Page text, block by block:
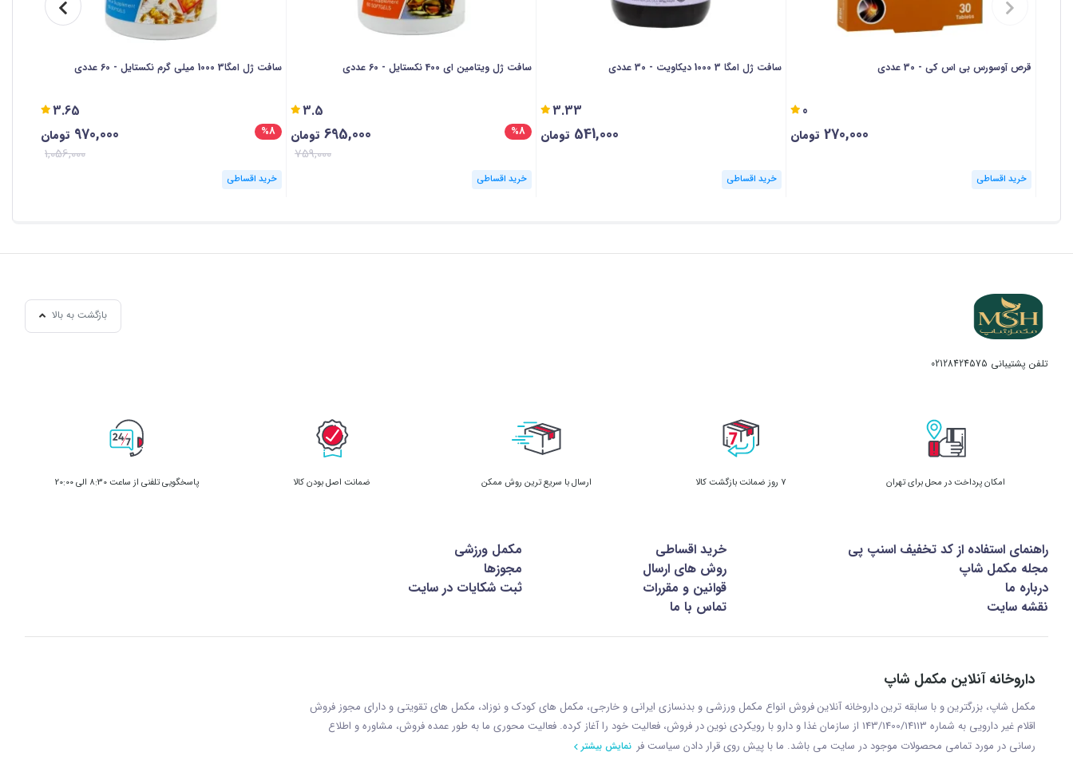
قرص آوسورس بی اس کی - 30 عددی
0
270,000 تومان
خرید اقساطی
سافت ژل امگا 3 1000 دیکاویت - 30 عددی
3.33
541,000 تومان
خرید اقساطی
سافت ژل ویتامین ای 400 نکستایل - 60 عددی
3.5
%8
695,000 تومان
759,000
خرید اقساطی
سافت ژل امگا3 1000 میلی گرم نکستایل - 60 عددی
3.65
%8
970,000 تومان
1,056,000
خرید اقساطی
بازگشت به بالا
تلفن پشتیبانی 02128424575
امکان پرداخت در محل برای تهران 7 روز ضمانت بازگشت کالا ارسال با سریع ترین روش ممکن ضمانت اصل بودن کالا پاسخگویی تلفنی از ساعت 8:30 الی 20:00
راهنمای استفاده از کد تخفیف اسنپ پی خرید اقساطی
مکمل ورزشی
مجله مکمل شاپ
روش های ارسال
مجوزها
درباره ما
قوانین و مقررات
ثبت شکایات در سایت
نقشه سایت
تماس با ما
داروخانه آنلاین مکمل شاپ
مکمل شاپ، بزرگترین و با سابقه ترین داروخانه آنلاین فروش انواع مکمل ورزشی و بدنسازی ایرانی و خارجی، مکمل های کودک و نوزاد، مکمل های تقویتی و دارای مجوز فروش
اقلام غیر دارویی به شماره 143/1400/14113 از سازمان غذا و دارو با رويکردی نوين در فروش، فعاليت خود را آغاز کرده. فعاليت محوری ما به طور عمده فروش، مشاوره و اطلاع
رسانی در مورد تمامی محصولات موجود در سایت می باشد. ما با پيش روی قرار دادن سياست فر نمایش بیشتر